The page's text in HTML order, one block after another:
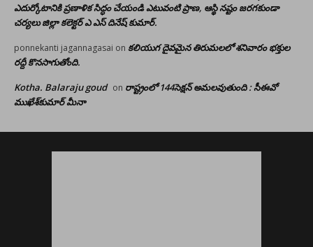
ఎదుర్కోటానికి ప్రణాళిక సిద్ధం చేయండి ఎటువంటి ప్రాణ, ఆస్థి నష్టం జరగకుండా
చర్యలు జిల్లా కలెక్టర్ ఎ ఎస్ దినేష్ కుమార్.
ponnekanti jagannagasai on కలియుగ దైవమైన తిరుమలలో శనివారం భక్తుల
రద్దీ కొనసాగుతోంది.
Kotha. Balaraju goud on రాష్ట్రంలో 144సెక్షన్ అమలవుతుంది : సీఈవో
ముఖేశ్‌కుమార్‌ మీనా